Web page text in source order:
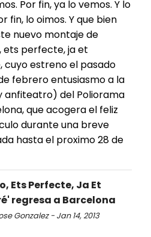
Por fin, ya lo vemos. Y lo
fin, lo oimos. Y que bien
nuevo montaje de
ets perfecte, ja et
cuyo estreno el pasado
febrero entusiasmo a la
anfiteatro) del Poliorama
que acogera el feliz
durante una breve
hasta el proximo 28 de
Ets Perfecte, Ja Et
regresa a Barcelona
Gonzalez - Jan 14, 2013